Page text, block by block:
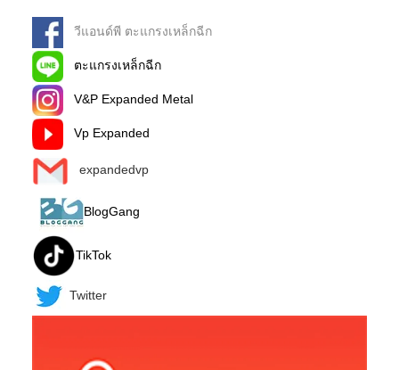
วีแอนด์พี ตะแกรงเหล็กฉีก
ตะแกรงเหล็กฉีก
V&P Expanded Metal
Vp Expanded
expandedvp
BlogGang
TikTok
Twitter